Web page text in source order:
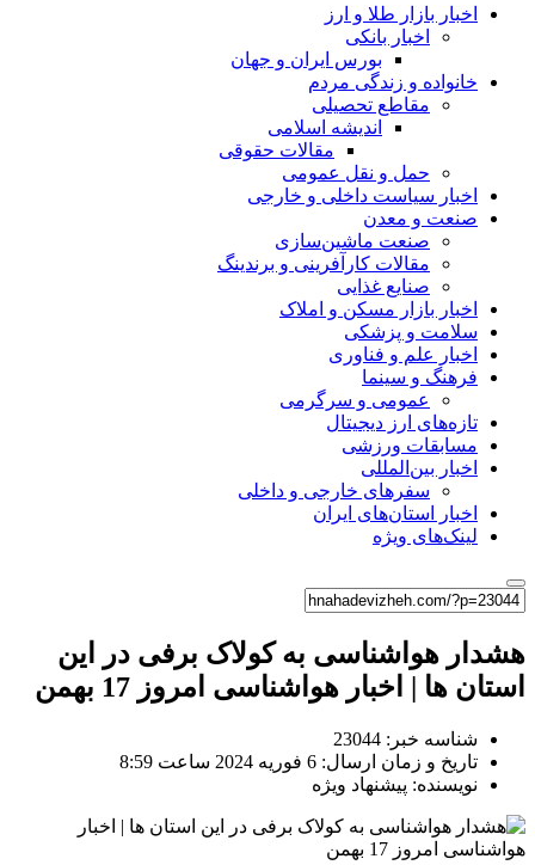
اخبار بازار طلا و ارز
اخبار بانکی
بورس ایران و جهان
خانواده و زندگی مردم
مقاطع تحصیلی
اندیشه اسلامی
مقالات حقوقی
حمل و نقل عمومی
اخبار سیاست داخلی و خارجی
صنعت و معدن
صنعت ماشین‌سازی
مقالات کارآفرینی و برندینگ
صنایع غذایی
اخبار بازار مسکن و املاک
سلامت و پزشکی
اخبار علم و فناوری
فرهنگ و سینما
عمومی و سرگرمی
تازه‌های ارز دیجیتال
مسابقات ورزشی
اخبار بین‌المللی
سفرهای خارجی و داخلی
اخبار استان‌های ایران
لینک‌های ویژه
هشدار هواشناسی به کولاک برفی در این
استان ها | اخبار هواشناسی امروز 17 بهمن
شناسه خبر: 23044
تاریخ و زمان ارسال: 6 فوریه 2024 ساعت 8:59
نویسنده: پیشنهاد ویژه